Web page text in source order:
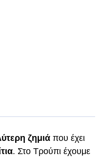
ζημιά που έχει
. Στο Τρούπι έχουμε